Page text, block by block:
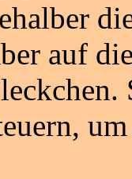
auf